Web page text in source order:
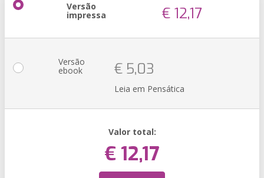
Versão
impressa € 12,17
Versão
ebook € 5,03
Leia em Pensática
Valor total:
€ 12,17